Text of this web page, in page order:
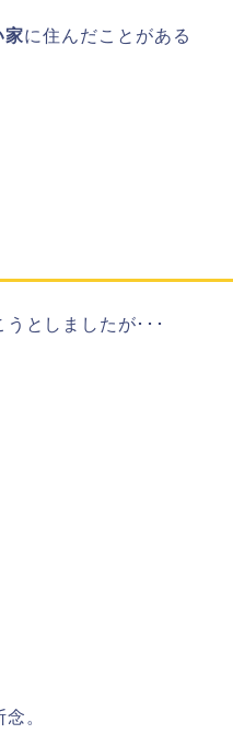
家に住んだことがある
としましたが･･･
念。